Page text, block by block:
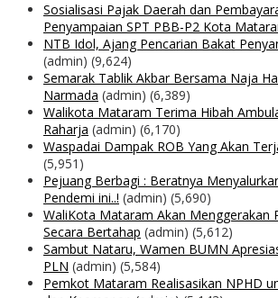
Sosialisasi Pajak Daerah dan
Penyampaian SPT PBB-P2 Kota
NTB Idol, Ajang Pencarian Bakat
(admin) (9,624)
Semarak Tablik Akbar Bersama Naja
Narmada (admin) (6,389)
Walikota Mataram Terima Hibah
Raharja (admin) (6,170)
Waspadai Dampak ROB Yang Akan
(5,951)
Pejuang Berbagi : Beratnya
Pendemi ini..! (admin) (5,690)
WaliKota Mataram Akan Menggerakan
Secara Bertahap (admin) (5,612)
Sambut Nataru, Wamen BUMN
PLN (admin) (5,584)
Pemkot Mataram Realisasikan NPHD